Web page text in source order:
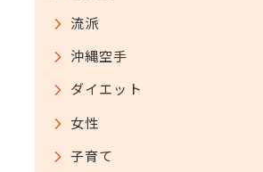
流派
沖縄空手
ダイエット
女性
子育て